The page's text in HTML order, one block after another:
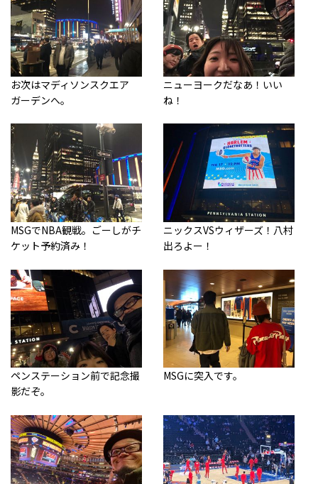
お次はマディソンスクエア
ガーデンへ。
ニューヨークだなあ！いい
ね！
MSGでNBA観戦。ごーしがチ
ケット予約済み！
ニックスVSウィザーズ！八村
出ろよー！
ペンステーション前で記念撮
影だぞ。
MSGに突入です。